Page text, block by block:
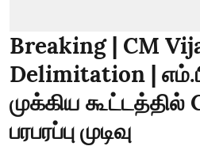
Breaking | CM
Delimitation |
முக்கிய கூட்டத்தில்
பரபரப்பு முடிவு